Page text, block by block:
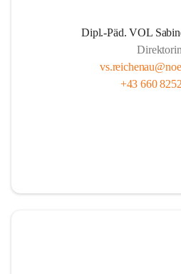
Dipl.-Päd. VOL
Direktorin
+43 660